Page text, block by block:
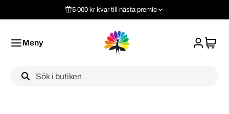
5 000 kr kvar till nästa premie
Meny
Label